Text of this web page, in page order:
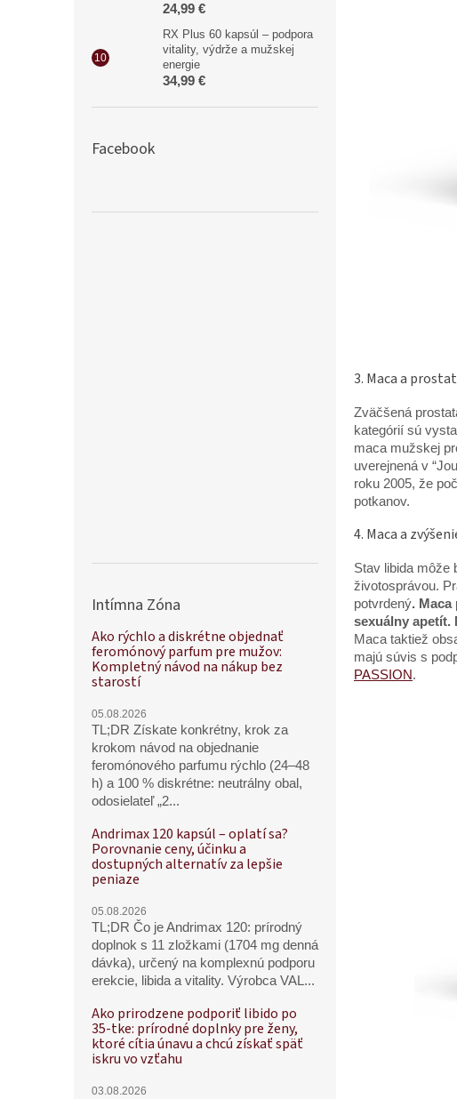
24,99 €
RX Plus 60 kapsúl – podpora
vitality, výdrže a mužskej
energie
34,99 €
Facebook
Intímna Zóna
Ako rýchlo a diskrétne objednať
feromónový parfum pre mužov:
Kompletný návod na nákup bez
starostí
05.08.2026
TL;DR Získate konkrétny, krok za
krokom návod na objednanie
feromónového parfumu rýchlo (24–48
h) a 100 % diskrétne: neutrálny obal,
odosielateľ „2...
Andrimax 120 kapsúl – oplatí sa?
Porovnanie ceny, účinku a
dostupných alternatív za lepšie
peniaze
05.08.2026
TL;DR Čo je Andrimax 120: prírodný
doplnok s 11 zložkami (1704 mg denná
dávka), určený na komplexnú podporu
erekcie, libida a vitality. Výrobca VAL...
Ako prirodzene podporiť libido po
35-tke: prírodné doplnky pre ženy,
ktoré cítia únavu a chcú získať späť
iskru vo vzťahu
03.08.2026
3. Maca a
Zväčšená
kategórií sú
maca mužskej
uverejnená v
roku 2005, že
potkanov.
4. Maca a
Stav libida
životosprávou.
potvrdený.
sexuálny apetít.
Maca taktiež
majú súvis s
PASSION.